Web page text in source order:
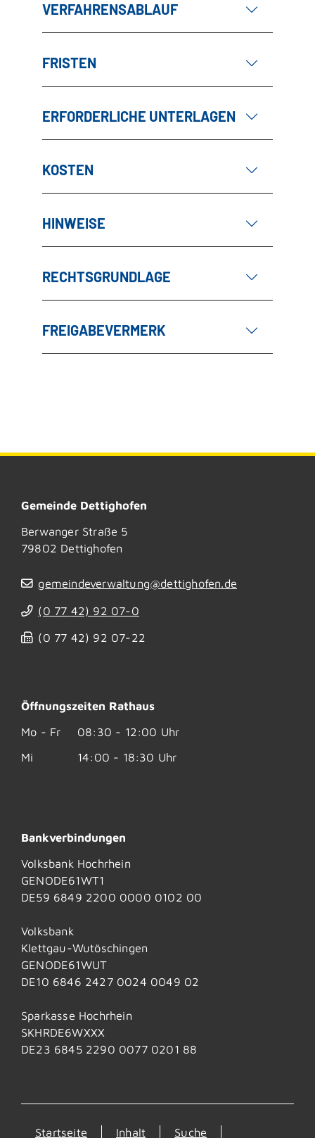
VERFAHRENSABLAUF
FRISTEN
ERFORDERLICHE UNTERLAGEN
KOSTEN
HINWEISE
RECHTSGRUNDLAGE
FREIGABEVERMERK
Gemeinde Dettighofen
Berwanger Straße 5
79802 Dettighofen
gemeindeverwaltung@dettighofen.de
(0 77 42) 92 07-0
(0 77 42) 92 07-22
Öffnungszeiten Rathaus
Mo - Fr
08:30 - 12:00 Uhr
Mi
14:00 - 18:30 Uhr
Bankverbindungen
Volksbank Hochrhein
GENODE61WT1
DE59 6849 2200 0000 0102 00
Volksbank
Klettgau-Wutöschingen
GENODE61WUT
DE10 6846 2427 0024 0049 02
Sparkasse Hochrhein
SKHRDE6WXXX
DE23 6845 2290 0077 0201 88
Startseite Inhalt Suche